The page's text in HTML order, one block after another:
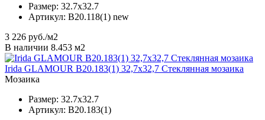
Размер: 32.7x32.7
Артикул: B20.118(1) new
3 226 руб./м2
В наличии 8.453 м2
Irida GLAMOUR B20.183(1) 32,7x32,7 Стеклянная мозаика
Мозаика
Размер: 32.7x32.7
Артикул: B20.183(1)